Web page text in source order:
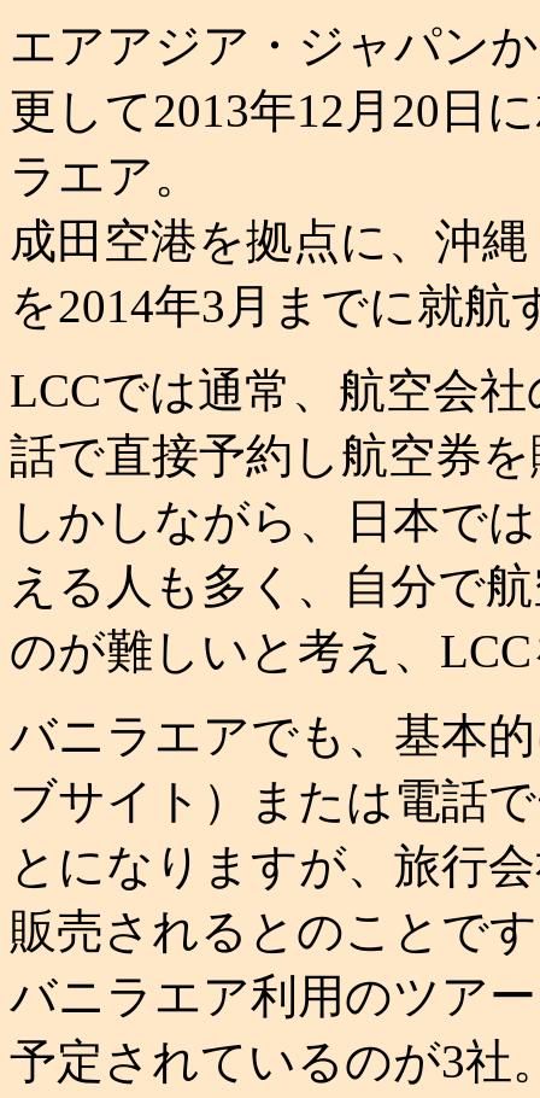
エアアジア・ジャパン
更して2013年12月20日
ラエア。
成田空港を拠点に、沖
を2014年3月までに就
LCCでは通常、航空会
話で直接予約し航空券
しかしながら、日本で
える人も多く、自分で
のが難しいと考え、
バニラエアでも、基本
ブサイト）または電話
とになりますが、旅行
販売されるとのことで
バニラエア利用のツア
予定されているのが3社